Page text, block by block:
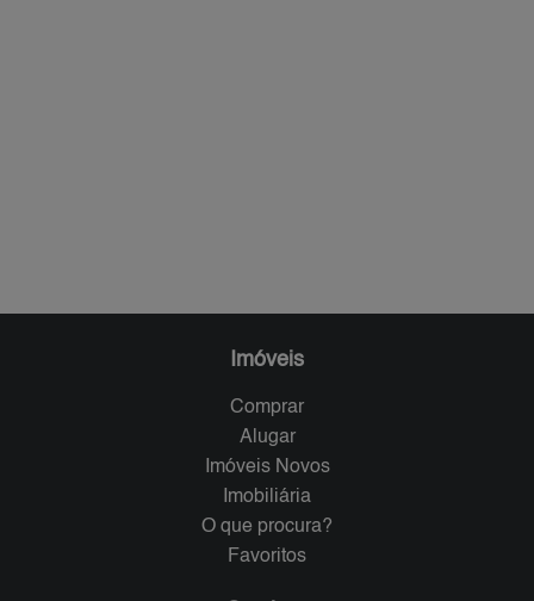
Imóveis
Comprar
Alugar
Imóveis Novos
Imobiliária
O que procura?
Favoritos